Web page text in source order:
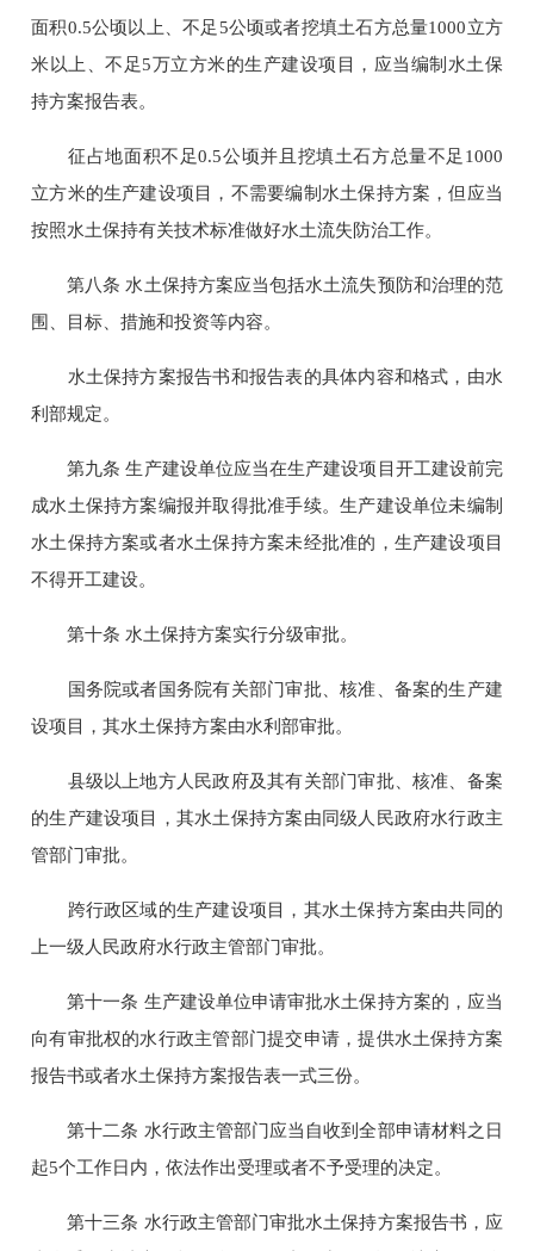
面积0.5公顷以上、不足5公顷或者挖填土石方总量1000立方
米以上、不足5万立方米的生产建设项目，应当编制水土保
持方案报告表。
征占地面积不足0.5公顷并且挖填土石方总量不足1000
立方米的生产建设项目，不需要编制水土保持方案，但应当
按照水土保持有关技术标准做好水土流失防治工作。
第八条 水土保持方案应当包括水土流失预防和治理的范
围、目标、措施和投资等内容。
水土保持方案报告书和报告表的具体内容和格式，由水
利部规定。
第九条 生产建设单位应当在生产建设项目开工建设前完
成水土保持方案编报并取得批准手续。生产建设单位未编制
水土保持方案或者水土保持方案未经批准的，生产建设项目
不得开工建设。
第十条 水土保持方案实行分级审批。
国务院或者国务院有关部门审批、核准、备案的生产建
设项目，其水土保持方案由水利部审批。
县级以上地方人民政府及其有关部门审批、核准、备案
的生产建设项目，其水土保持方案由同级人民政府水行政主
管部门审批。
跨行政区域的生产建设项目，其水土保持方案由共同的
上一级人民政府水行政主管部门审批。
第十一条 生产建设单位申请审批水土保持方案的，应当
向有审批权的水行政主管部门提交申请，提供水土保持方案
报告书或者水土保持方案报告表一式三份。
第十二条 水行政主管部门应当自收到全部申请材料之日
起5个工作日内，依法作出受理或者不予受理的决定。
第十三条 水行政主管部门审批水土保持方案报告书，应